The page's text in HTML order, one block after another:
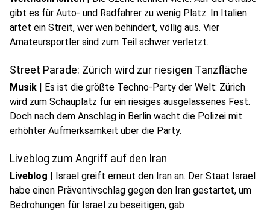
gibt es für Auto- und Radfahrer zu wenig Platz. In Italien
artet ein Streit, wer wen behindert, völlig aus. Vier
Amateursportler sind zum Teil schwer verletzt.
Street Parade: Zürich wird zur riesigen Tanzfläche
Musik | Es ist die größte Techno-Party der Welt: Zürich
wird zum Schauplatz für ein riesiges ausgelassenes Fest.
Doch nach dem Anschlag in Berlin wacht die Polizei mit
erhöhter Aufmerksamkeit über die Party.
Liveblog zum Angriff auf den Iran
Liveblog | Israel greift erneut den Iran an. Der Staat Israel
habe einen Präventivschlag gegen den Iran gestartet, um
Bedrohungen für Israel zu beseitigen, gab